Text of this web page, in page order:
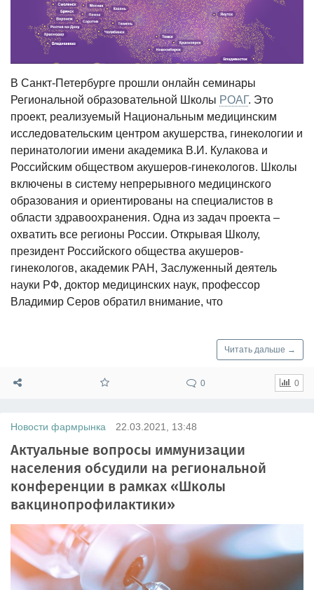
В Санкт-Петербурге прошли онлайн семинары
Региональной образовательной Школы РОАГ. Это
проект, реализуемый Национальным медицинским
исследовательским центром акушерства, гинекологии и
перинатологии имени академика В.И. Кулакова и
Российским обществом акушеров-гинекологов. Школы
включены в систему непрерывного медицинского
образования и ориентированы на специалистов в
области здравоохранения. Одна из задач проекта –
охватить все регионы России. Открывая Школу,
президент Российского общества акушеров-
гинекологов, академик РАН, Заслуженный деятель
науки РФ, доктор медицинских наук, профессор
Владимир Серов обратил внимание, что
Читать дальше →
0 0
Новости фармрынка 22.03.2021, 13:48
Актуальные вопросы иммунизации
населения обсудили на региональной
конференции в рамках «Школы
вакцинопрофилактики»